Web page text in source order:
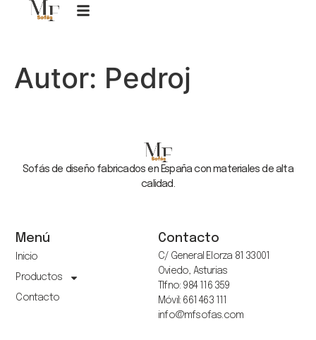
Autor: Pedroj
Sofás de diseño fabricados en España con materiales de alta
calidad.
Menú
Inicio
Productos
Contacto
Contacto
C/ General Elorza 81 33001
Oviedo, Asturias
Tlfno: 984 116 359
Móvil: 661 463 111
info@mfsofas.com